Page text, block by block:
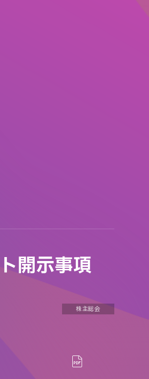
開示事項
株主総会